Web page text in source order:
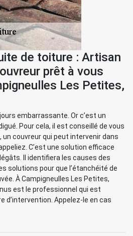
de toiture : Artisan
prêt à vous
Les Petites,
embarrassante. Or c’est un
Pour cela, il est conseillé de vous
couvreur qui peut intervenir dans
C’est une solution efficace
Il identifiera les causes des
solutions pour que l’étanchéité de
À Campigneulles Les Petites,
est le professionnel qui est
d’intervention. Appelez-le en cas